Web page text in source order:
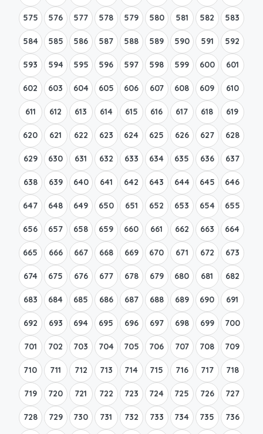
575 576 577 578 579 580 581 582 583
584 585 586 587 588 589 590 591 592
593 594 595 596 597 598 599 600 601
602 603 604 605 606 607 608 609 610
611 612 613 614 615 616 617 618 619
620 621 622 623 624 625 626 627 628
629 630 631 632 633 634 635 636 637
638 639 640 641 642 643 644 645 646
647 648 649 650 651 652 653 654 655
656 657 658 659 660 661 662 663 664
665 666 667 668 669 670 671 672 673
674 675 676 677 678 679 680 681 682
683 684 685 686 687 688 689 690 691
692 693 694 695 696 697 698 699 700
701 702 703 704 705 706 707 708 709
710 711 712 713 714 715 716 717 718
719 720 721 722 723 724 725 726 727
728 729 730 731 732 733 734 735 736